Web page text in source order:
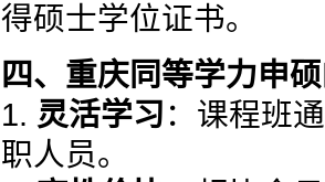
得硕士学位证书。
四、重庆同等学力申
1. 灵活学习 ：课程班
职人员。